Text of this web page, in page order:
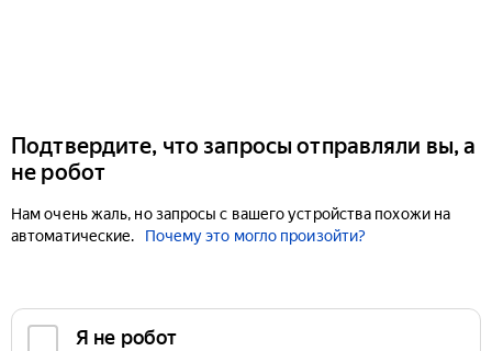
Подтвердите, что запросы отправляли вы, а
не робот
Нам очень жаль, но запросы с вашего устройства похожи на
автоматические.
Почему это могло произойти?